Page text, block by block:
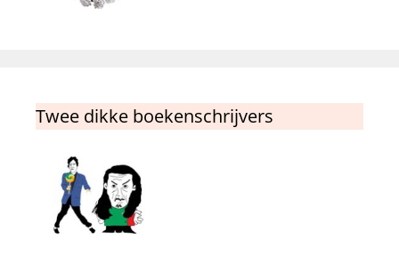
Twee dikke boekenschrijvers